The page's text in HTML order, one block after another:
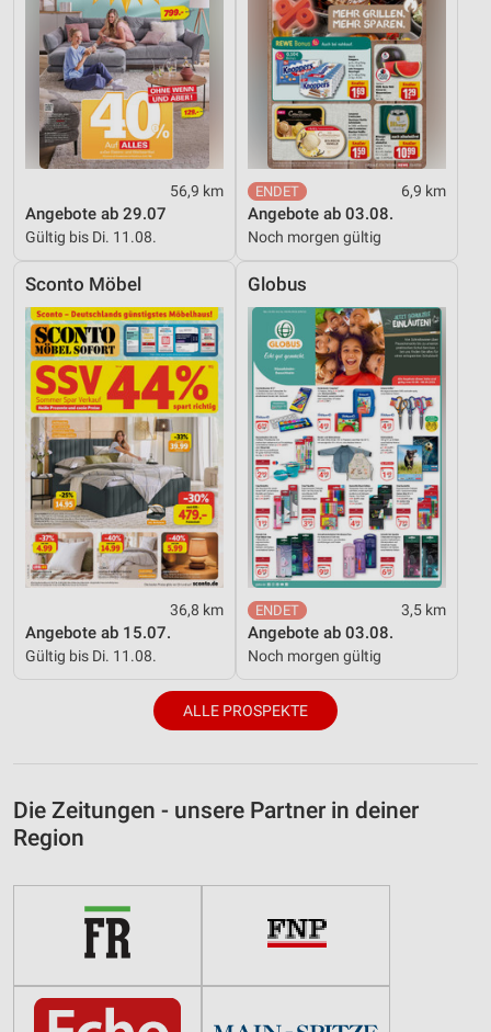
56,9 km
Angebote ab 29.07
Gültig bis Di. 11.08.
6,9 km
Angebote ab 03.08.
Noch morgen gültig
Sconto Möbel
36,8 km
Angebote ab 15.07.
Gültig bis Di. 11.08.
Globus
3,5 km
Angebote ab 03.08.
Noch morgen gültig
ALLE PROSPEKTE
Die Zeitungen - unsere Partner in deiner
Region